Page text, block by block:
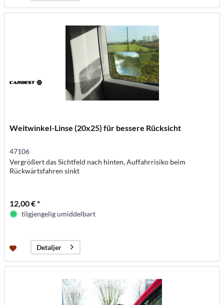
Weitwinkel-Linse (20x25) für bessere Rücksicht
47106
Vergrößert das Sichtfeld nach hinten, Auffahrrisiko beim
Rückwärtsfahren sinkt
12,00 € *
tilgjengelig umiddelbart
Detaljer